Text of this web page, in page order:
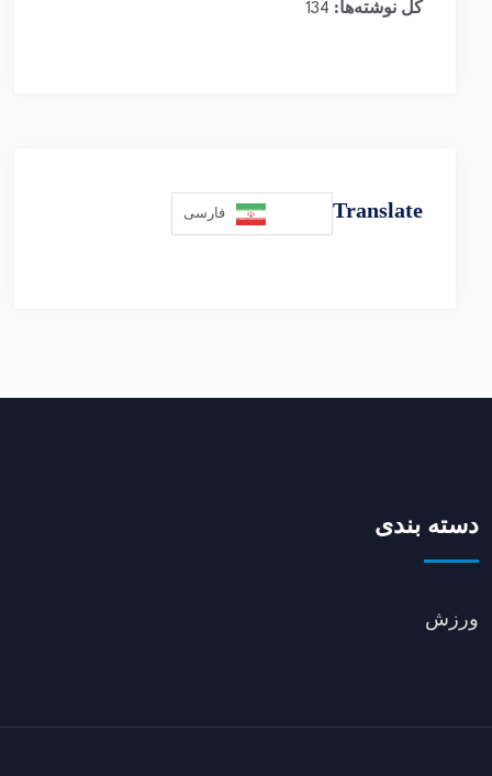
کل نوشته‌ها: 134
Translate فارسی
دسته بندی
ورزش